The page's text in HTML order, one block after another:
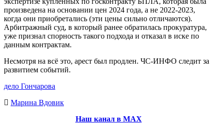
произведена на основании цен 2024 года, а не 2022-2023,
когда они приобретались (эти цены сильно отличаются).
Арбитражный суд, в который ранее обратилась прокуратура,
уже признал спорность такого подхода и отказал в иске по
данным контрактам.
Несмотря на всё это, арест был продлен. ЧС-ИНФО следит за
развитием событий.
дело Гончарова
Марина Вдовик
Наш канал в МАХ